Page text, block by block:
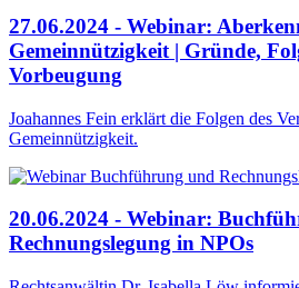
27.06.2024 - Webinar:
Gemeinnützigkeit | Gründe,
Vorbeugung
Joahannes Fein erklärt die Folgen des
Gemeinnützigkeit.
20.06.2024 - Webinar:
Rechnungslegung in NPOs